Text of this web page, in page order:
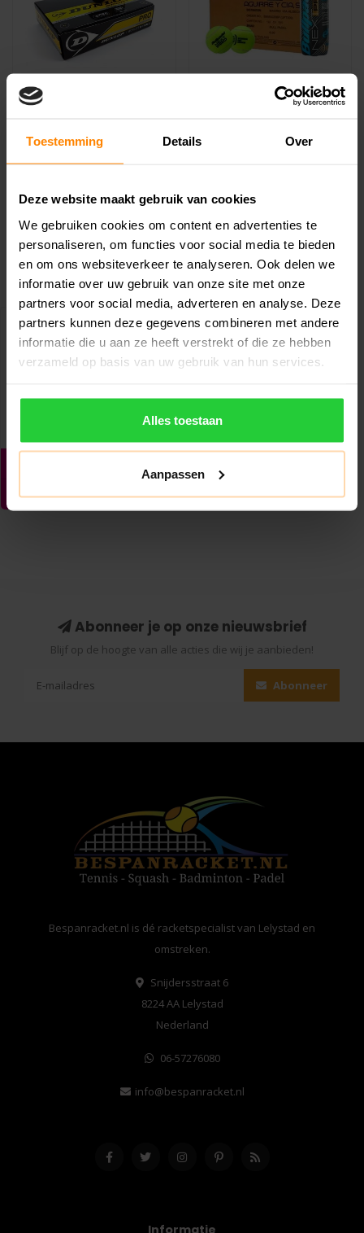
Toestemming Details Over
Deze website maakt gebruik van cookies
We gebruiken cookies om content en advertenties te
personaliseren, om functies voor social media te bieden
en om ons websiteverkeer te analyseren. Ook delen we
informatie over uw gebruik van onze site met onze
partners voor social media, adverteren en analyse. Deze
partners kunnen deze gegevens combineren met andere
informatie die u aan ze heeft verstrekt of die ze hebben
verzameld op basis van uw gebruik van hun services.
Alles toestaan
Aanpassen
Dunlop Pro Squashbal
€39,99
Gele Stippen De Dunlop
Bullpadel Next Pro
Ballen€144,99
Doos 24x3 Ballen De
Abonneer je op onze nieuwsbrief
Blijf op de hoogte van alle acties die wij je aanbieden!
Abonneer
Bespanracket.nl is dé racketspecialist van Lelystad en
omstreken.
Snijdersstraat 6
8224 AA Lelystad
Nederland
06-57276080
info@bespanracket.nl